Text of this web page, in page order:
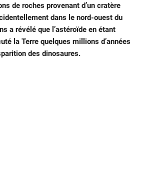
de roches provenant d’un cratère
dans le nord-ouest du
a révélé que l’astéroïde en étant
la Terre quelques millions d’années
des dinosaures.